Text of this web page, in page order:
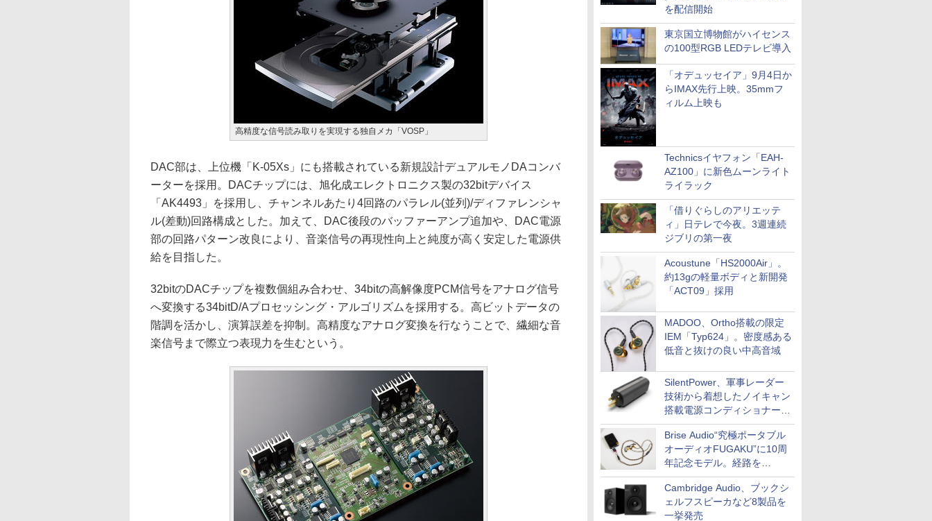
を配信開始
東京国立博物館がハイセンス
の100型RGB LEDテレビ導入
「オデュッセイア」9月4日か
らIMAX先行上映。35mmフ
ィルム上映も
Technicsイヤフォン「EAH-
AZ100」に新色ムーンライト
ライラック
「借りぐらしのアリエッテ
ィ」日テレで今夜。3週連続
ジブリの第一夜
Acoustune「HS2000Air」。
約13gの軽量ボディと新開発
「ACT09」採用
MADOO、Ortho搭載の限定
IEM「Typ624」。密度感ある
低音と抜けの良い中高音域
SilentPower、軍事レーダー
技術から着想したノイキャン
搭載電源コンディショナー
「AC iPurifier2」
Brise Audio“究極ポータブル
オーディオFUGAKU”に10周
年記念モデル。経路を
NISHIKIで統一。400万円
Cambridge Audio、ブックシ
ェルフスピーカなど8製品を
一挙発売
高精度な信号読み取りを実現する独自メカ「VOSP」
DAC部は、上位機「K-05Xs」にも搭載されている新規設計デュアルモノDAコンバ
ーターを採用。DACチップには、旭化成エレクトロニクス製の32bitデバイス
「AK4493」を採用し、チャンネルあたり4回路のパラレル(並列)/ディファレンシャ
ル(差動)回路構成とした。加えて、DAC後段のバッファーアンプ追加や、DAC電源
部の回路パターン改良により、音楽信号の再現性向上と純度が高く安定した電源供
給を目指した。
32bitのDACチップを複数個組み合わせ、34bitの高解像度PCM信号をアナログ信号
へ変換する34bitD/Aプロセッシング・アルゴリズムを採用する。高ビットデータの
階調を活かし、演算誤差を抑制。高精度なアナログ変換を行なうことで、繊細な音
楽信号まで際立つ表現力を生むという。